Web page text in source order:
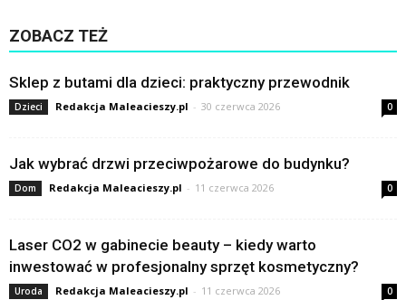
ZOBACZ TEŻ
Sklep z butami dla dzieci: praktyczny przewodnik
Dzieci Redakcja Maleacieszy.pl - 30 czerwca 2026 0
Jak wybrać drzwi przeciwpożarowe do budynku?
Dom Redakcja Maleacieszy.pl - 11 czerwca 2026 0
Laser CO2 w gabinecie beauty – kiedy warto
inwestować w profesjonalny sprzęt kosmetyczny?
Uroda Redakcja Maleacieszy.pl - 11 czerwca 2026 0